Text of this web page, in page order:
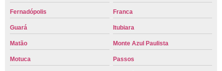
Fernadópolis Franca
Guará Itubiara
Matão Monte Azul Paulista
Motuca Passos